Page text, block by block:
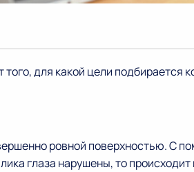
для какой цели подбирается
ровной поверхностью. С
глаза нарушены, то